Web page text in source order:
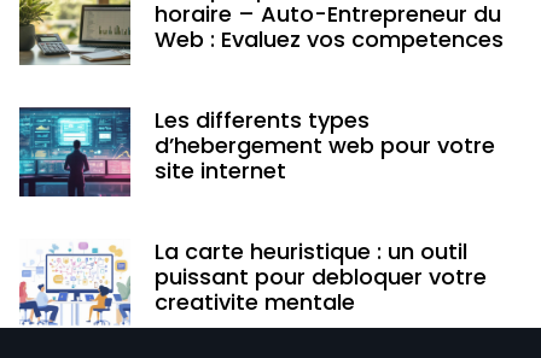
horaire – Auto-Entrepreneur du
Web : Evaluez vos competences
Les differents types
d’hebergement web pour votre
site internet
La carte heuristique : un outil
puissant pour debloquer votre
creativite mentale